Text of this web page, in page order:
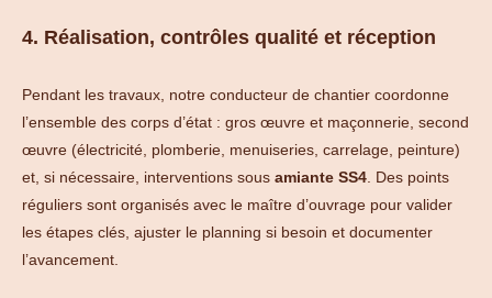
4. Réalisation, contrôles qualité et réception
Pendant les travaux, notre conducteur de chantier coordonne
l’ensemble des corps d’état : gros œuvre et maçonnerie, second
œuvre (électricité, plomberie, menuiseries, carrelage, peinture)
et, si nécessaire, interventions sous amiante SS4 . Des points
réguliers sont organisés avec le maître d’ouvrage pour valider
les étapes clés, ajuster le planning si besoin et documenter
l’avancement.